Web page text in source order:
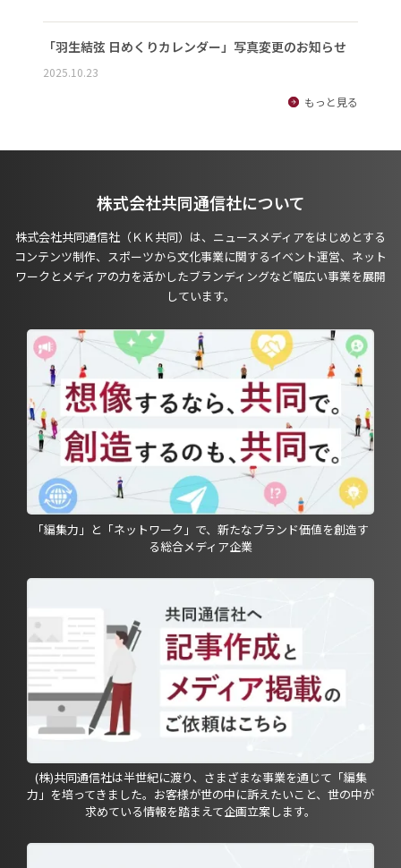
「羽生結弦 日めくりカレンダー」写真変更のお知らせ
2025.10.23
もっと見る
株式会社共同通信社について
株式会社共同通信社（ＫＫ共同）は、ニュースメディアをはじめとする
コンテンツ制作、スポーツから文化事業に関するイベント運営、ネット
ワークとメディアの力を活かしたブランディングなど幅広い事業を展開
しています。
「編集力」と「ネットワーク」で、新たなブランド価値を創造す
る総合メディア企業
(株)共同通信社は半世紀に渡り、さまざまな事業を通じて「編集
力」を培ってきました。お客様が世の中に訴えたいこと、世の中が
求めている情報を踏まえて企画立案します。